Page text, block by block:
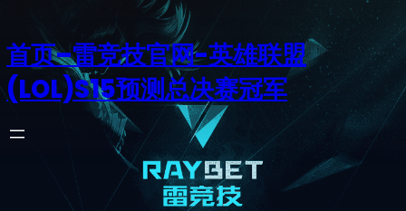
首页–雷竞技官网-英雄联盟
(LOL)S15预测总决赛冠军